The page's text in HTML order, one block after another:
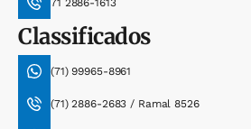
71 2886-1613
Classificados
(71) 99965-8961
(71) 2886-2683 / Ramal 8526